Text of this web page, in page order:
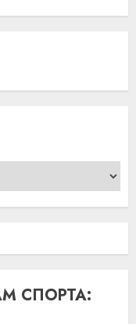
СПОРТА: